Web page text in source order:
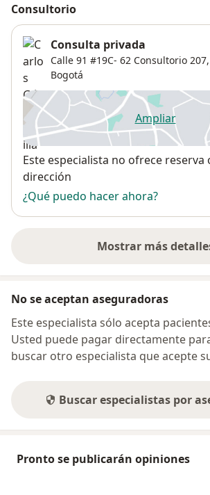
Consultorio
Consulta privada
Calle 91 #19C- 62 Consultorio 207,
Bogotá
Ampliar
se abre
Disponibilidad
Este especialista no ofrece reserva
dirección
¿Qué puedo hacer ahora?
Mostrar mássobre la
No se aceptan aseguradoras
Este especialista sólo acepta
Usted puede pagar directamente
buscar otro especialista que acepte
Buscar especialistas por
Pronto se publicarán opiniones